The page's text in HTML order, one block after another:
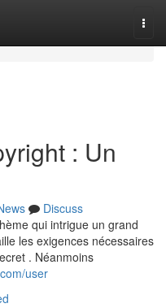
: Un
Discuss
qui intrigue un grand
les exigences nécessaires
. Néanmoins
user